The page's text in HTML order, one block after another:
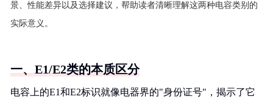
景、性能差异以及选择建议，帮助读者清晰理解这两种电容类别的
实际意义。
一、E1/E2类的本质区分
电容上的E1和E2标识就像电器界的"身份证号"，揭示了它